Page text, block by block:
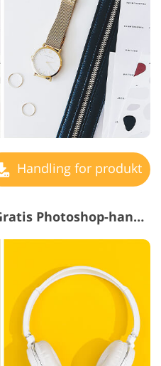
Handling for produkt
Produktfotografering Gratis Photoshop-handlinger #6 "Saturation"